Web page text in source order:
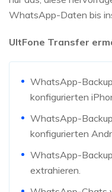
WhatsApp-Daten bis
UltFone Transfer
WhatsApp-
konfigurierten
WhatsApp-
konfigurierten
WhatsApp-
extrahieren.